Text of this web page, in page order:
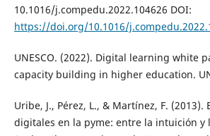
10.1016/j.compedu.2022.104626 DOI:
https://doi.org/10.1016/
UNESCO. (2022). Digital learning white
capacity building in higher education.
Uribe, J., Pérez, L., & Martínez, F. (2013).
digitales en la pyme: entre la intuición y